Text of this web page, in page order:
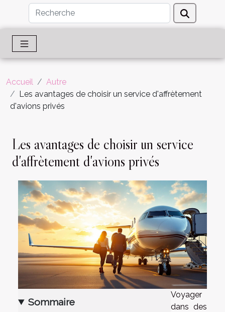
Accueil
Autre
Les avantages de choisir un service d'affrètement
d'avions privés
Les avantages de choisir un service
d'affrètement d'avions privés
Sommaire
Voyager
dans des